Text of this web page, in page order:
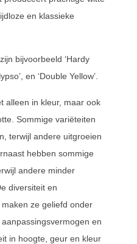
en klassieke
bijvoorbeeld ‘Hardy
en ‘Double Yellow’.
alleen in kleur, maar ook
Sommige variëteiten
terwijl andere uitgroeien
hebben sommige
andere minder
diversiteit en
ze geliefd onder
en
in hoogte, geur en kleur